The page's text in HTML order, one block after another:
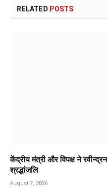
RELATED POSTS
केंद्रीय मंत्री और विपक्ष ने
श्रद्धांजलि
August 7, 2026